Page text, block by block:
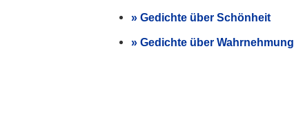
Gedichte über Schönheit
Gedichte über Wahrnehmung